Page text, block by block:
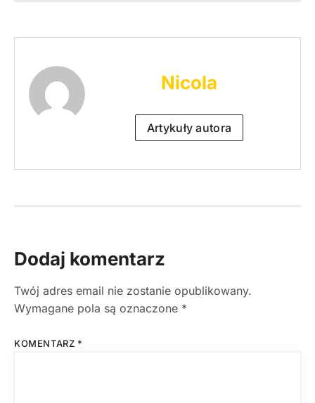
Nicola
Artykuły autora
Dodaj komentarz
Twój adres email nie zostanie opublikowany.
Wymagane pola są oznaczone *
KOMENTARZ *